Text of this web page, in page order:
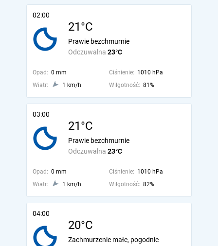
02:00
21°C
Odczuwalna 23°C
Prawie bezchmurnie
Opad: 0 mm Ciśnienie: 1010 hPa
Wiatr:
1 km/h Wilgotność: 81%
03:00
21°C
Odczuwalna 23°C
Prawie bezchmurnie
Opad: 0 mm Ciśnienie: 1010 hPa
Wiatr:
1 km/h Wilgotność: 82%
04:00
20°C
Zachmurzenie małe, pogodnie